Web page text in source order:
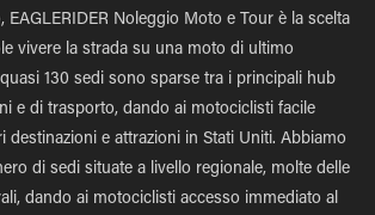
EAGLERIDER Noleggio Moto e Tour è la scelta
vivere la strada su una moto di ultimo
130 sedi sono sparse tra i principali hub
e di trasporto, dando ai motociclisti facile
destinazioni e attrazioni in Stati Uniti. Abbiamo
di sedi situate a livello regionale, molte delle
dando ai motociclisti accesso immediato al